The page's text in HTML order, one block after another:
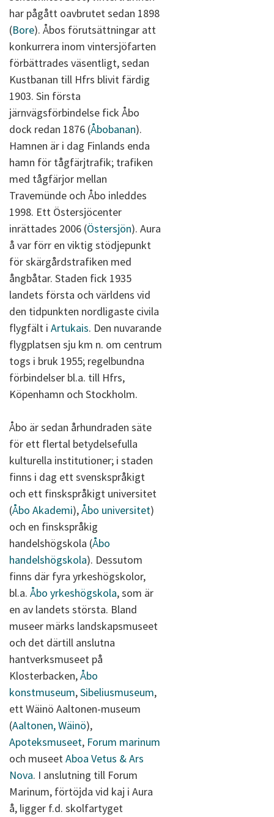
har pågått oavbrutet sedan 1898
(Bore). Åbos förutsättningar att
konkurrera inom vintersjöfarten
förbättrades väsentligt, sedan
Kustbanan till Hfrs blivit färdig
1903. Sin första
järnvägsförbindelse fick Åbo
dock redan 1876 (Åbobanan).
Hamnen är i dag Finlands enda
hamn för tågfärjtrafik; trafiken
med tågfärjor mellan
Travemünde och Åbo inleddes
1998. Ett Östersjöcenter
inrättades 2006 (Östersjön). Aura
å var förr en viktig stödjepunkt
för skärgårdstrafiken med
ångbåtar. Staden fick 1935
landets första och världens vid
den tidpunkten nordligaste civila
flygfält i Artukais. Den nuvarande
flygplatsen sju km n. om centrum
togs i bruk 1955; regelbundna
förbindelser bl.a. till Hfrs,
Köpenhamn och Stockholm.
Åbo är sedan århundraden säte
för ett flertal betydelsefulla
kulturella institutioner; i staden
finns i dag ett svenskspråkigt
och ett finskspråkigt universitet
(Åbo Akademi),Åbo universitet)
och en finskspråkig
handelshögskola (Åbo
handelshögskola). Dessutom
finns där fyra yrkeshögskolor,
bl.a. Åbo yrkeshögskola, som är
en av landets största. Bland
museer märks landskapsmuseet
och det därtill anslutna
hantverksmuseet på
Klosterbacken,Åbo
konstmuseum,Sibeliusmuseum,
ett Wäinö Aaltonen-museum
(Aaltonen, Wäinö),
Apoteksmuseet, Forum marinum
och museetAboa Vetus & Ars
Nova. I anslutning till Forum
Marinum, förtöjda vid kaj i Aura
å, ligger f.d. skolfartyget